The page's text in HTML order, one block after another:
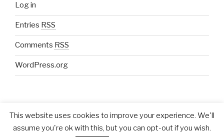
Log in
Entries RSS
Comments RSS
WordPress.org
Proudly powered by WordPress
This website uses cookies to improve your experience. We'll
assume you're ok with this, but you can opt-out if you wish.